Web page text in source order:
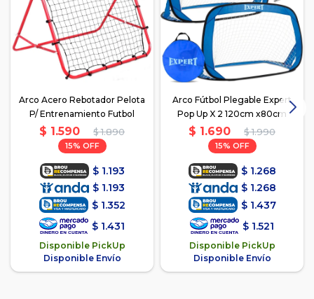
Arco Acero Rebotador Pelota
P/ Entrenamiento Futbol
$ 1.590 $ 1.890
15
$ 1.193
$ 1.193
$ 1.352
$ 1.431
Disponible PickUp
Disponible Envío
Arco Fútbol Plegable Expert
Pop Up X 2 120cm x80cm
$ 1.690 $ 1.990
15
$ 1.268
$ 1.268
$ 1.437
$ 1.521
Disponible PickUp
Disponible Envío